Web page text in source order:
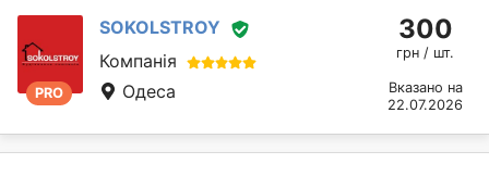
PRO
SOKOLSTROY
Компанія
Одеса
300
грн / шт.
Вказано на
22.07.2026